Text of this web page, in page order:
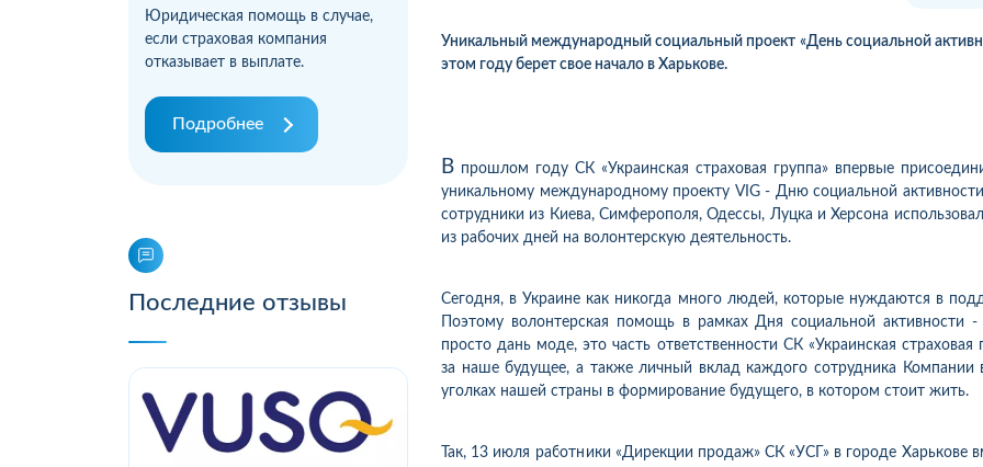
Юридическая помощь в случае,
если страховая компания
отказывает в выплате.
Подробнее
Последние отзывы
Уникальный международный социальный проект «День социальной
этом году берет свое начало в Харькове.
В прошлом году СК «Украинская страховая группа» впервые
уникальному международному проекту VIG - Дню социальной
сотрудники из Киева, Симферополя, Одессы, Луцка и Херсона
из рабочих дней на волонтерскую деятельность.
Сегодня, в Украине как никогда много людей, которые нуждаются в
Поэтому волонтерская помощь в рамках Дня социальной активности
просто дань моде, это часть ответственности СК «Украинская страховая
за наше будущее, а также личный вклад каждого сотрудника Компании
уголках нашей страны в формирование будущего, в котором стоит жить.
Так, 13 июля работники «Дирекции продаж» СК «УСГ» в городе Харькове